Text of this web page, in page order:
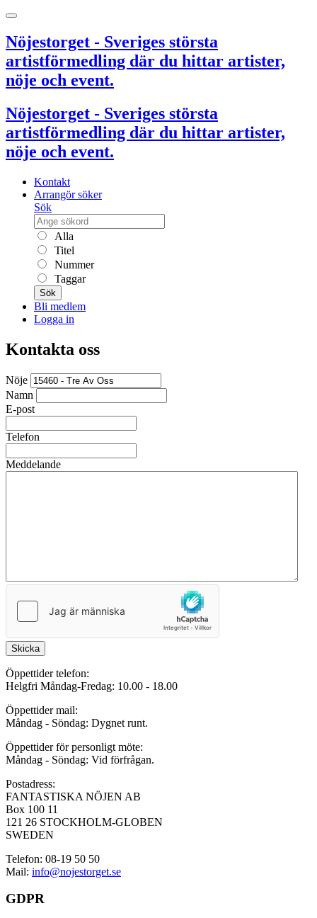
Nöjestorget - Sveriges största
artistförmedling där du hittar artister,
nöje och event.
Nöjestorget - Sveriges största
artistförmedling där du hittar artister,
nöje och event.
Kontakt
Arrangör söker
Sök
Alla
Titel
Nummer
Taggar
Sök
Bli medlem
Logga in
Kontakta oss
Nöje
Namn
E-post
Telefon
Meddelande
Skicka
Öppettider telefon:
Helgfri Måndag-Fredag: 10.00 - 18.00
Öppettider mail:
Måndag - Söndag: Dygnet runt.
Öppettider för personligt möte:
Måndag - Söndag: Vid förfrågan.
Postadress:
FANTASTISKA NÖJEN AB
Box 100 11
121 26 STOCKHOLM-GLOBEN
SWEDEN
Telefon: 08-19 50 50
Mail: info@nojestorget.se
GDPR